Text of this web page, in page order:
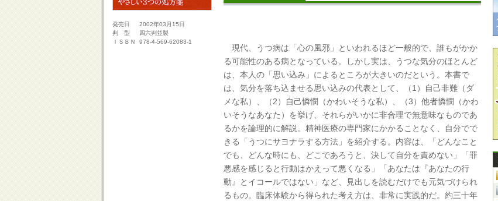
発売日
2002年03月15日
判 型
四六判並製
ＩＳＢＮ
978-4-569-62083-1
現代、うつ病は「心の風邪」といわれるほど一般的で、誰もがかか
る可能性のある病となっている。しかし実は、うつな気分のほとんど
は、本人の「思い込み」によるところが大きいのだという。本書で
は、気分を落ち込ませる思い込みの代表として、（1）自己非難（ダ
メな私）、（2）自己憐憫（かわいそうな私）、（3）他者憐憫（かわ
いそうなあなた）を挙げ、それらがいかに非合理で無意味なものであ
るかを論理的に解説。精神医療の専門家にかかることなく、自分でで
きる「うつにサヨナラする方法」を紹介する。内容は、「どんなこと
でも、どんな時にも、どこであろうと、決して自分を責めない」「罪
悪感を感じると行動はかえって悪くなる」「あなたは『あなたの行
動』とイコールではない」など、見出しを読むだけでも元気づけられ
るもの。臨床体験から得られた考え方は、非常に実践的だ。約三十年